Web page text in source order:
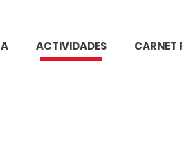
ACTIVIDADES CARNET